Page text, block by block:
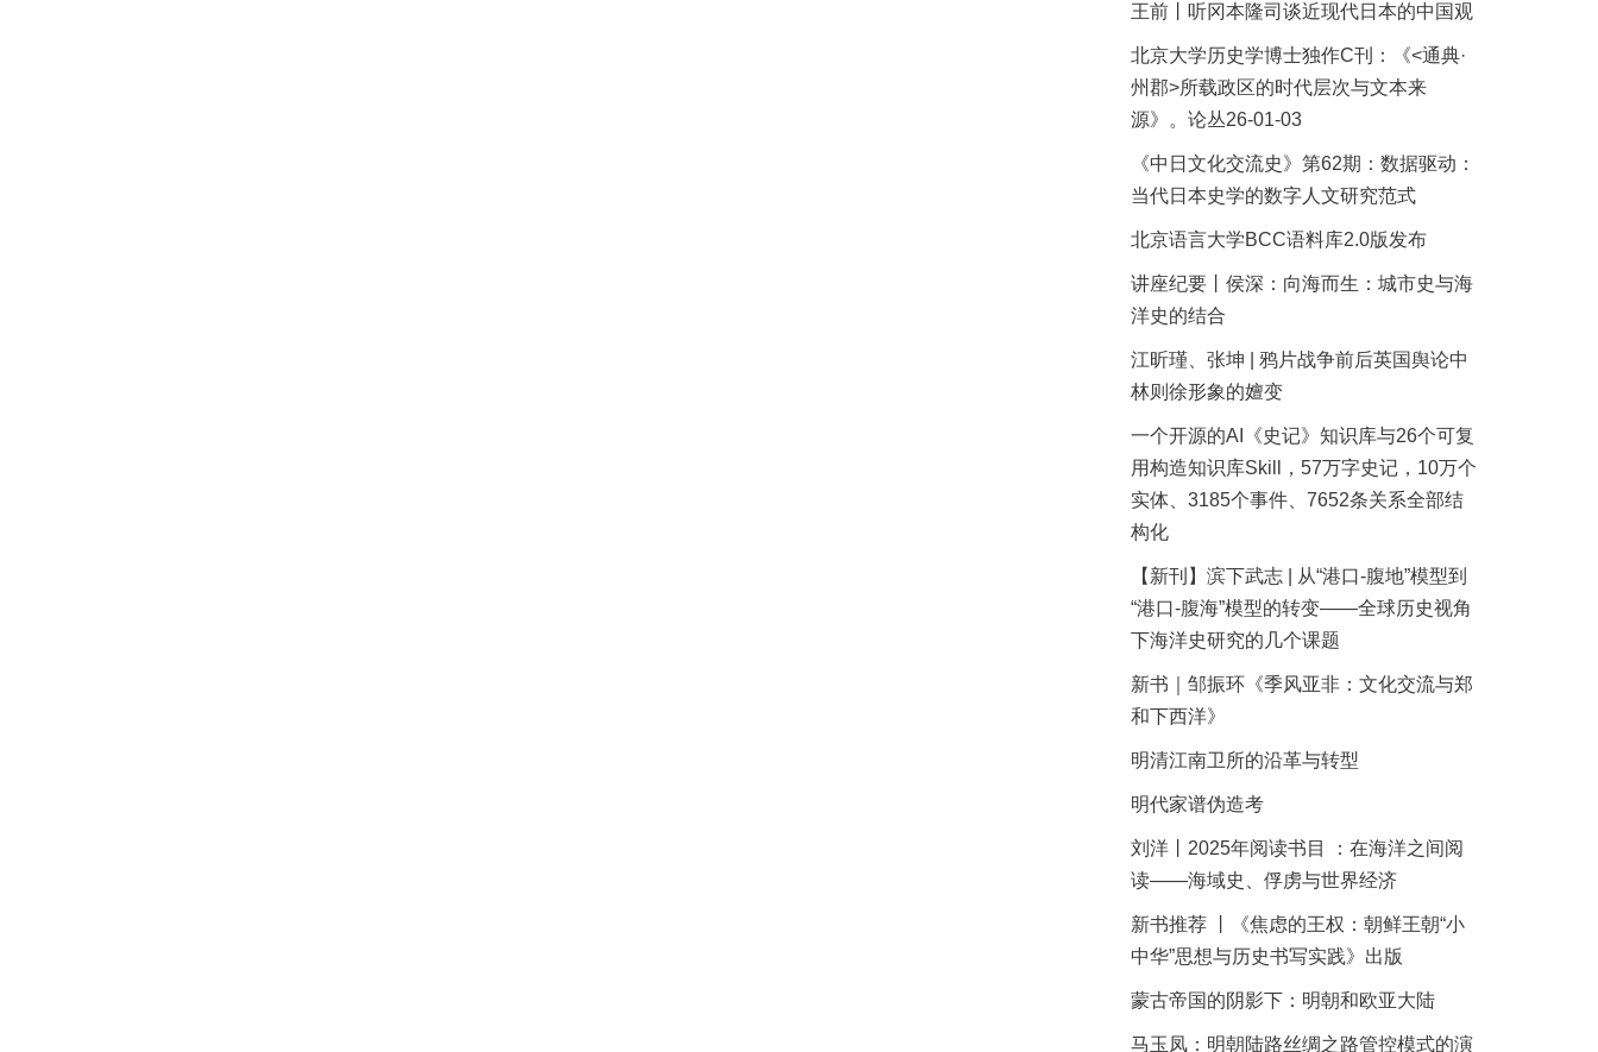
王前丨听冈本隆司谈近现代日本的中国观
北京大学历史学博士独作C刊：《<通典·
州郡>所载政区的时代层次与文本来
源》。论丛26-01-03
《中日文化交流史》第62期：数据驱动：
当代日本史学的数字人文研究范式
北京语言大学BCC语料库2.0版发布
讲座纪要丨侯深：向海而生：城市史与海
洋史的结合
江昕瑾、张坤 | 鸦片战争前后英国舆论中
林则徐形象的嬗变
一个开源的AI《史记》知识库与26个可复
用构造知识库Skill，57万字史记，10万个
实体、3185个事件、7652条关系全部结
构化
【新刊】滨下武志 | 从“港口-腹地”模型到
“港口-腹海”模型的转变——全球历史视角
下海洋史研究的几个课题
新书｜邹振环《季风亚非：文化交流与郑
和下西洋》
明清江南卫所的沿革与转型
明代家谱伪造考
刘洋丨2025年阅读书目 ：在海洋之间阅
读——海域史、俘虏与世界经济
新书推荐 丨《焦虑的王权：朝鲜王朝“小
中华”思想与历史书写实践》出版
蒙古帝国的阴影下：明朝和欧亚大陆
马玉凤：明朝陆路丝绸之路管控模式的演